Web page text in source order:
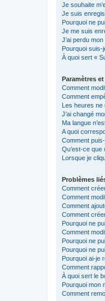
Je souhaite
Je suis
Pourquoi ne
Je me suis
J’ai perdu
Pourquoi suis-
À quoi sert «
Paramètres
Comment
Comment
Les heures ne
J’ai changé
Ma langue
A quoi
Comment
Qu’est-ce que
Lorsque je
Problèmes
Comment
Comment
Comment
Comment
Pourquoi ne
Comment
Pourquoi ne
Pourquoi ne
Pourquoi ai-je
Comment
À quoi sert le
Pourquoi mon
Comment